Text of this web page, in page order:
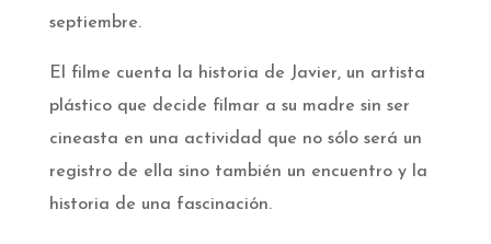
septiembre.­
El filme cuenta la historia de Javier, un artista
plástico que decide filmar a su madre sin ser
cineasta en una actividad que no sólo será un
registro de ella sino también un encuentro y la
historia de una fascinación. ­